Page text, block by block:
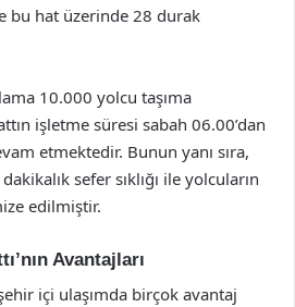
bu hat üzerinde 28 durak
10.000 yolcu taşıma
işletme süresi sabah 06.00’dan
etmektedir. Bunun yanı sıra,
sefer sıklığı ile yolcuların
edilmiştir.
Avantajları
içi ulaşımda birçok avantaj